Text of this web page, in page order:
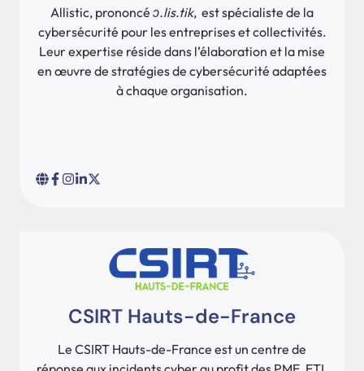
Allistic, prononcé ɔ.lis.tik, est spécialiste de la
cybersécurité pour les entreprises et collectivités.
Leur expertise réside dans l’élaboration et la mise
en œuvre de stratégies de cybersécurité adaptées
à chaque organisation.
CSIRT Hauts-de-France
Le CSIRT Hauts-de-France est un centre de